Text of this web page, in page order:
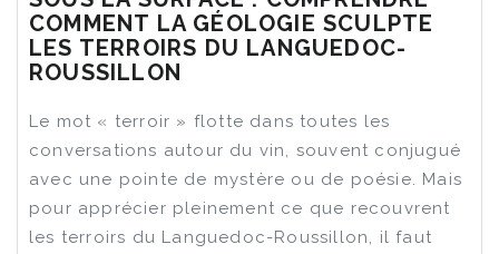
COMMENT LA GÉOLOGIE SCULPTE
LES TERROIRS DU LANGUEDOC-
ROUSSILLON
Le mot « terroir » flotte dans toutes les
conversations autour du vin, souvent conjugué
avec une pointe de mystère ou de poésie. Mais
pour apprécier pleinement ce que recouvrent
les terroirs du Languedoc-Roussillon, il faut